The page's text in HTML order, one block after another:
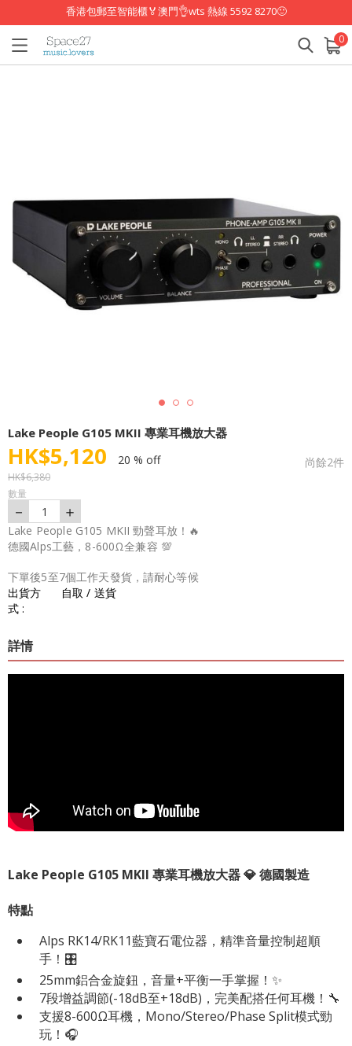
香港包郵至智能櫃🏅澳門👌wts 熱線 5592 8270🙂
0
已加入購物車 查看
Lake People G105 MKII 專業耳機放大器
HK$5,120 20 % off 尚餘2件
HK$6,380
數量
－ 1 ＋
Lake People G105 MKII 勁聲耳放！🔥
德國Alps工藝，8-600Ω全兼容 💯
下單後5至7個工作天發貨，請耐心等候
出貨方
式 :
自取 / 送貨
詳情
Lake People G105 MKII 專業耳機放大器 💎 德國製造
特點
Alps RK14/RK11藍寶石電位器，精準音量控制超順
手！🎛️
25mm鋁合金旋鈕，音量+平衡一手掌握！✨
7段增益調節(-18dB至+18dB)，完美配搭任何耳機！🔧
支援8-600Ω耳機，Mono/Stereo/Phase Split模式勁
玩！🎧